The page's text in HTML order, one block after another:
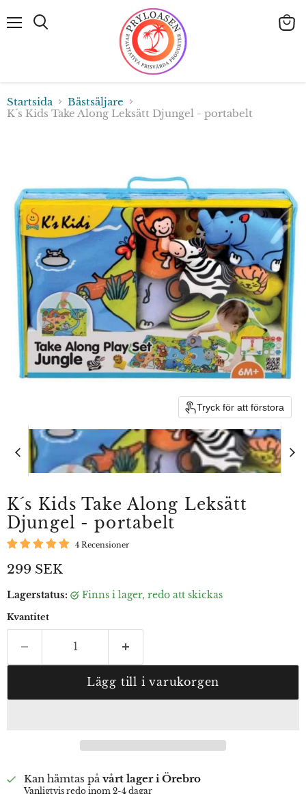
Startsida
Bästsäljare
K´s Kids Take Along Leksätt Djungel - portabelt
Tryck för att förstora
K´s Kids Take Along Leksätt
Djungel - portabelt
4 Recensioner
Aktuellt pris
299 SEK
Lagerstatus: finns i lager, redo att skickas
Kvantitet
Lägg till i varukorgen
Kan hämtas påvårt lager i Örebro
Vanligtvis redo inom 2-4 dagar